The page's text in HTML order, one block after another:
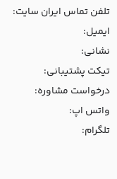
تلفن تماس ایران سایت:
ایمیل:
نشانی:
تیکت پشتیبانی:
درخواست مشاوره:
واتس اپ:
تلگرام: